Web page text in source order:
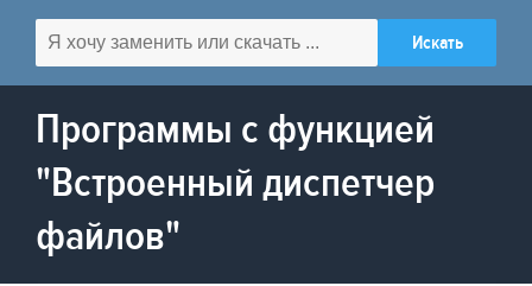
Программы с функцией
"Встроенный диспетчер
файлов"